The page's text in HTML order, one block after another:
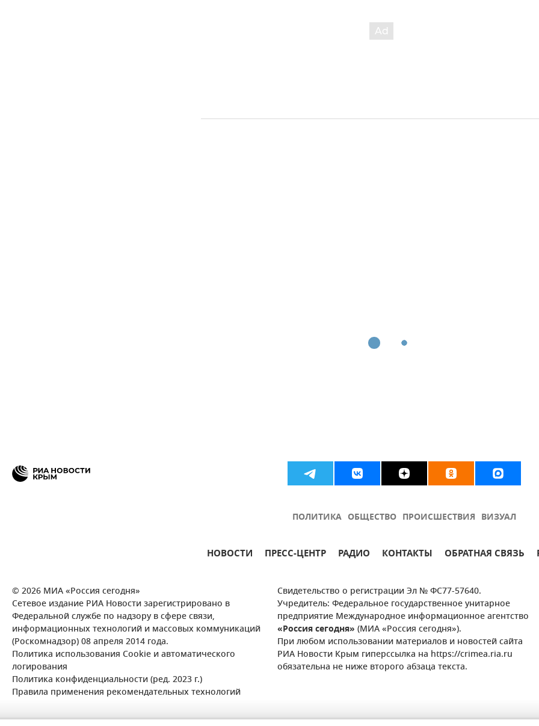
ПОЛИТИКА ОБЩЕСТВО ПРОИСШЕСТВИЯ ВИЗУАЛ
НОВОСТИ ПРЕСС-ЦЕНТР РАДИО КОНТАКТЫ ОБРАТНАЯ СВЯЗЬ
© 2026 МИА «Россия сегодня»
Сетевое издание РИА Новости зарегистрировано в
Федеральной службе по надзору в сфере связи,
информационных технологий и массовых коммуникаций
(Роскомнадзор) 08 апреля 2014 года.
Политика использования Cookie и автоматического
логирования
Политика конфиденциальности (ред. 2023 г.)
Правила применения рекомендательных технологий
Свидетельство о регистрации Эл № ФС77-57640.
Учредитель: Федеральное государственное унитарное
предприятие Международное информационное агентство
«Россия сегодня» (МИА «Россия сегодня»).
При любом использовании материалов и новостей сайта
РИА Новости Крым гиперссылка на https://crimea.ria.ru
обязательна не ниже второго абзаца текста.